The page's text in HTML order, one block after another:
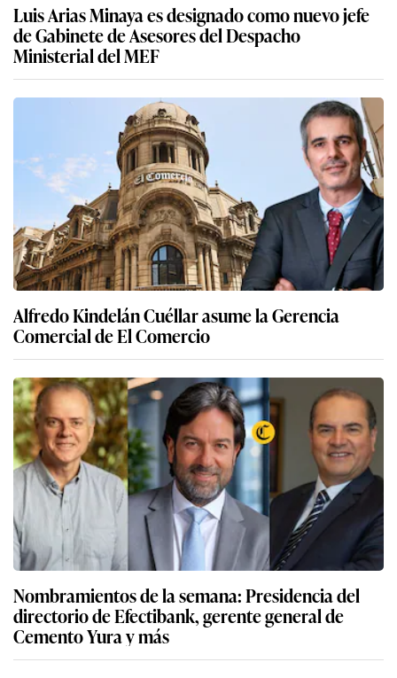
Luis Arias Minaya es designado como nuevo jefe
de Gabinete de Asesores del Despacho
Ministerial del MEF
Alfredo Kindelán Cuéllar asume la Gerencia
Comercial de El Comercio
Nombramientos de la semana: Presidencia del
directorio de Efectibank, gerente general de
Cemento Yura y más